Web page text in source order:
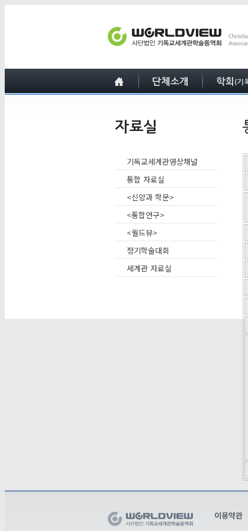
기독교세계관영상채널
통합 자료실
<신앙과 학문>
<통합연구>
<월드뷰>
정기학술대회
세계관 자료실
이용약관